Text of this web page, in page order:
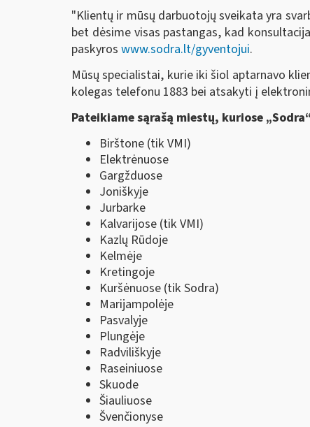
"Klientų ir mūsų darbuotojų sveikata yra
bet dėsime visas pastangas, kad
paskyros www.sodra.lt/gyventojui.
Mūsų specialistai, kurie iki šiol aptarnavo
kolegas telefonu 1883 bei atsakyti į
Pateikiame sąrašą miestų, kuriose
Birštone (tik VMI)
Elektrėnuose
Gargžduose
Joniškyje
Jurbarke
Kalvarijose (tik VMI)
Kazlų Rūdoje
Kelmėje
Kretingoje
Kuršėnuose (tik Sodra)
Marijampolėje
Pasvalyje
Plungėje
Radviliškyje
Raseiniuose
Skuode
Šiauliuose
Švenčionyse